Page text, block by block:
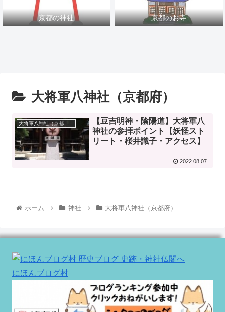
京都の神社 京都のお寺
大将軍八神社（京都府）
大将軍八神社（京都府）
【豆吉明神・陰陽道】大将軍八
神社の参拝ポイント【妖怪スト
リート・桜井識子・アクセス】
2022.08.07
ホーム 神社 大将軍八神社（京都府）
にほんブログ村